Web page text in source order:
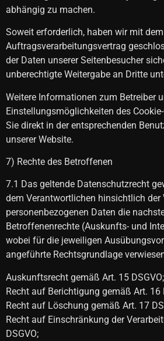
abhängig zu machen.
Soweit erforderlich, haben wir mit
Auftragsverarbeitungsvertrag
der Daten unserer Seitenbesucher
unberechtigte Weitergabe an Dritte
Weitere Informationen zum Betreiber
Einstellungsmöglichkeiten des
Sie direkt in der entsprechenden
unserer Website.
7) Rechte des Betroffenen
7.1 Das geltende Datenschutzrecht
dem Verantwortlichen hinsichtlich der
personenbezogenen Daten die
Betroffenenrechte (Auskunfts- und
wobei für die jeweiligen
angeführte Rechtsgrundlage
Auskunftsrecht gemäß Art. 15 DSGVO;
Recht auf Berichtigung gemäß Art. 16
Recht auf Löschung gemäß Art. 17
Recht auf Einschränkung der
DSGVO;